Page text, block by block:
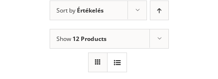
Sort by Értékelés
Show 12 Products